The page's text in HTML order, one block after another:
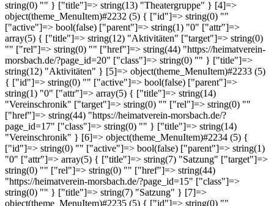
string(0) "" } ["title"]=> string(13) "Theatergruppe" } [4]=>
object(theme_MenuItem)#2232 (5) { ["id"]=> string(0) ""
["active"]=> bool(false) ["parent"]=> string(1) "0" ["attr"]=>
array(5) { ["title"]=> string(12) "Aktivitäten" ["target"]=> string(0)
"" ["rel"]=> string(0) "" ["href"]=> string(44) "https://heimatverein-
morsbach.de/?page_id=20" ["class"]=> string(0) "" } ["title"]=>
string(12) "Aktivitäten" } [5]=> object(theme_MenuItem)#2233 (5)
{ ["id"]=> string(0) "" ["active"]=> bool(false) ["parent"]=>
string(1) "0" ["attr"]=> array(5) { ["title"]=> string(14)
"Vereinschronik" ["target"]=> string(0) "" ["rel"]=> string(0) ""
["href"]=> string(44) "https://heimatverein-morsbach.de/?
page_id=17" ["class"]=> string(0) "" } ["title"]=> string(14)
"Vereinschronik" } [6]=> object(theme_MenuItem)#2234 (5) {
["id"]=> string(0) "" ["active"]=> bool(false) ["parent"]=> string(1)
"0" ["attr"]=> array(5) { ["title"]=> string(7) "Satzung" ["target"]=>
string(0) "" ["rel"]=> string(0) "" ["href"]=> string(44)
"https://heimatverein-morsbach.de/?page_id=15" ["class"]=>
string(0) "" } ["title"]=> string(7) "Satzung" } [7]=>
object(theme_MenuItem)#2235 (5) { ["id"]=> string(0) ""